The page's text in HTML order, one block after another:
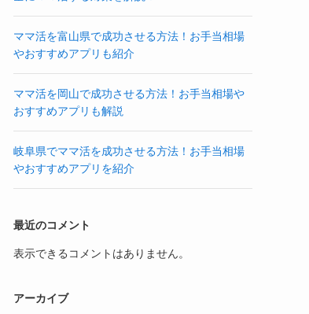
ママ活を富山県で成功させる方法！お手当相場
やおすすめアプリも紹介
ママ活を岡山で成功させる方法！お手当相場や
おすすめアプリも解説
岐阜県でママ活を成功させる方法！お手当相場
やおすすめアプリを紹介
最近のコメント
表示できるコメントはありません。
アーカイブ